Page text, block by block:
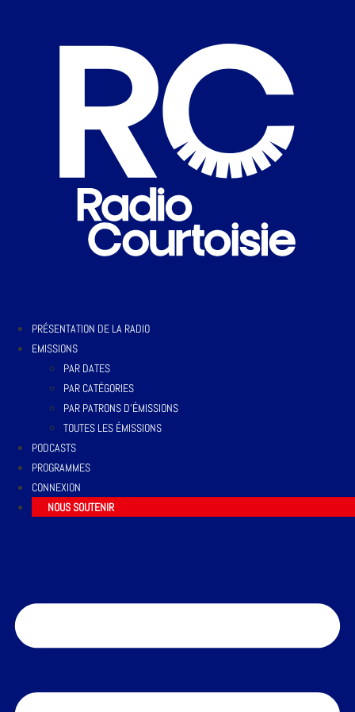
PRÉSENTATION DE LA RADIO
EMISSIONS
PAR DATES
PAR CATÉGORIES
PAR PATRONS D’ÉMISSIONS
TOUTES LES ÉMISSIONS
PODCASTS
PROGRAMMES
CONNEXION
NOUS SOUTENIR